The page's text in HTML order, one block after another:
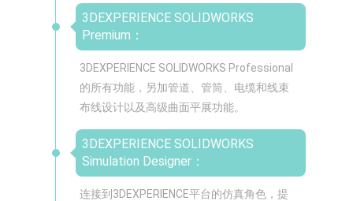
3DEXPERIENCE SOLIDWORKS
Premium：
3DEXPERIENCE SOLIDWORKS Professional
的所有功能，另加管道、管筒、电缆和线束
布线设计以及高级曲面平展功能。
3DEXPERIENCE SOLIDWORKS
Simulation Designer：
连接到3DEXPERIENCE平台的仿真角色，提